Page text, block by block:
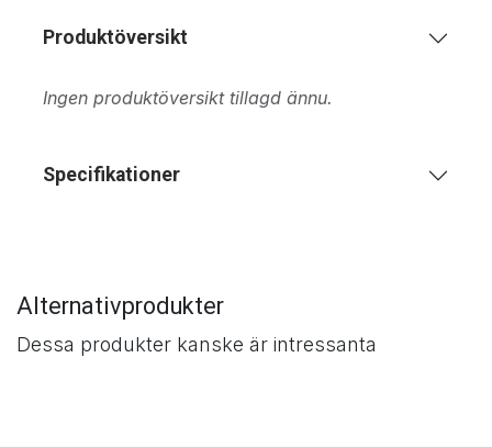
Produktöversikt
Ingen produktöversikt tillagd ännu.
Specifikationer
Alternativprodukter
Dessa produkter kanske är intressanta